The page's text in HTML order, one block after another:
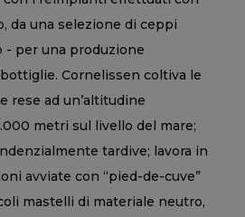
da una selezione di ceppi
- per una produzione
Cornelissen coltiva le
rese ad un’altitudine
metri sul livello del mare;
tardive; lavora in
avviate con “pied-de-cuve”
mastelli di materiale neutro,